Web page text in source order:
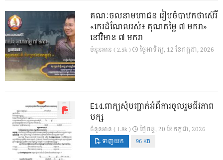
គណៈចលនាមហាជន រៀបចំបាឋកថាស៊េរី
«កេរដំណែលរស់៖ គុណតម្លៃ ៧ មករា»
នៅវិមាន ៧ មករា
ចំនួនអាន ( 2.5k ) ថ្ងៃ​អាទិត្យ, 12 ខែ​កក្កដា, 2026
E14.ពាក្យសុំបញ្ជាក់អំពីការចូលរួមជីវភាព
បក្ស
ចំនួនអាន ( 1.8k ) ថ្ងៃ​ចន្ទ, 20 ខែ​កក្កដា, 2026
ទាញយក 96 KB